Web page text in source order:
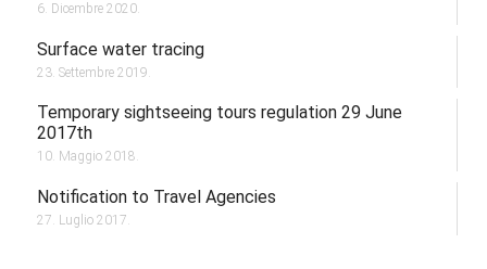
6. Dicembre 2020.
Surface water tracing
23. Settembre 2019.
Temporary sightseeing tours regulation 29 June
2017th
10. Maggio 2018.
Notification to Travel Agencies
27. Luglio 2017.